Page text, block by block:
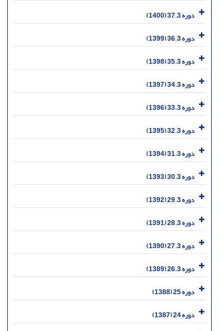
دوره 37.3 (1400)
دوره 36.3 (1399)
دوره 35.3 (1398)
دوره 34.3 (1397)
دوره 33.3 (1396)
دوره 32.3 (1395)
دوره 31.3 (1394)
دوره 30.3 (1393)
دوره 29.3 (1392)
دوره 28.3 (1391)
دوره 27.3 (1390)
دوره 26.3 (1389)
دوره 25 (1388)
دوره 24 (1387)